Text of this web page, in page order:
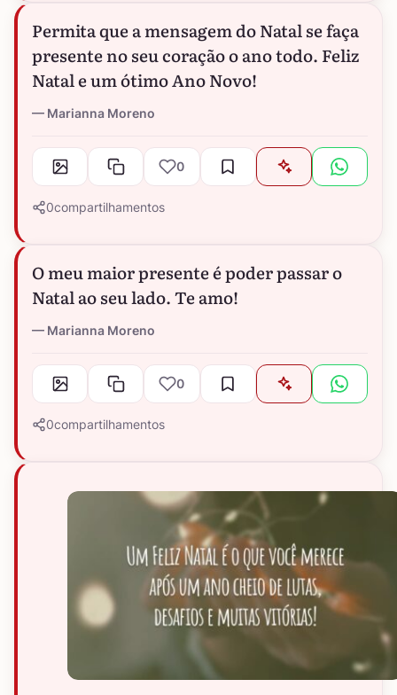
Permita que a mensagem do Natal se faça
presente no seu coração o ano todo. Feliz
Natal e um ótimo Ano Novo!
Marianna Moreno
0
0compartilhamentos
O meu maior presente é poder passar o
Natal ao seu lado. Te amo!
Marianna Moreno
0
0compartilhamentos